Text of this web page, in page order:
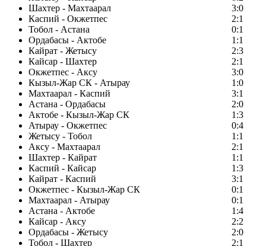
Шахтер - Махтаарал
3:0
Каспий - Окжетпес
2:1
Тобол - Астана
0:1
Ордабасы - Актобе
1:1
Кайрат - Жетысу
2:3
Кайсар - Шахтер
2:1
Окжетпес - Аксу
3:0
Кызыл-Жар СК - Атырау
1:0
Махтаарал - Каспий
3:1
Астана - Ордабасы
2:0
Актобе - Кызыл-Жар СК
1:3
Атырау - Окжетпес
0:4
Жетысу - Тобол
1:1
Аксу - Махтаарал
2:1
Шахтер - Кайрат
1:1
Каспий - Кайсар
1:3
Кайрат - Каспий
3:1
Окжетпес - Кызыл-Жар СК
0:1
Махтаарал - Атырау
0:1
Астана - Актобе
1:4
Кайсар - Аксу
2:2
Ордабасы - Жетысу
2:0
Тобол - Шахтер
2:1